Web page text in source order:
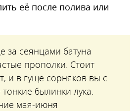
её после полива или
за сеянцами батуна
прополки. Стоит
и в гуще сорняков вы с
былинки лука.
мая-июня